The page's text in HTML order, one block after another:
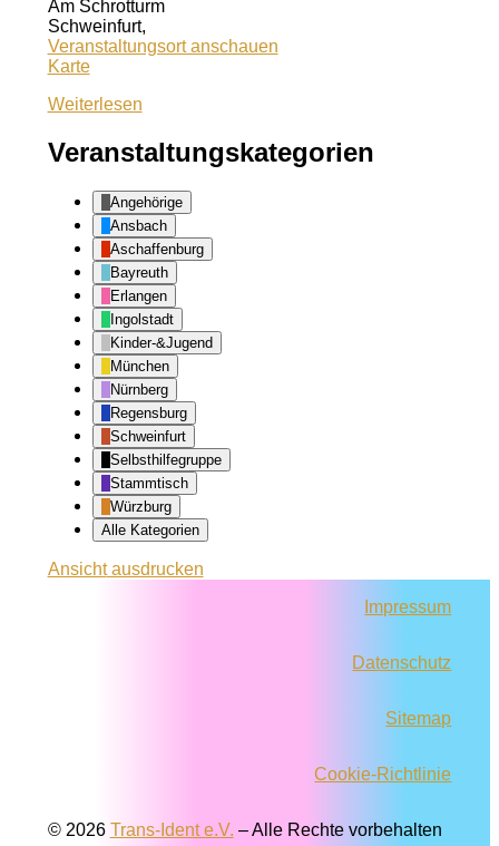
Am Schrotturm
Schweinfurt,
Veranstaltungsort anschauen
KarteSchrotturm
Weiterlesen
Veranstaltungskategorien
Angehörige
Ansbach
Aschaffenburg
Bayreuth
Erlangen
Ingolstadt
Kinder-&Jugend
München
Nürnberg
Regensburg
Schweinfurt
Selbsthilfegruppe
Stammtisch
Würzburg
Alle Kategorien
Ansichtausdrucken
Impressum
Datenschutz
Sitemap
Cookie-Richtlinie
© 2026 Trans-Ident e.V. – Alle Rechte vorbehalten